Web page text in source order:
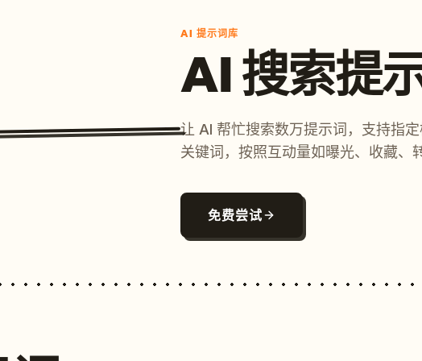
AI 提示词库
AI 搜索提
让 AI 帮忙搜索数万提示词，支持指定
关键词，按照互动量如曝光、收藏、
免费尝试